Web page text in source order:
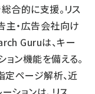
合的に支援。リス
主・広告会社向け
Guruは、キー
ン機能を備える。
定ページ解析、近